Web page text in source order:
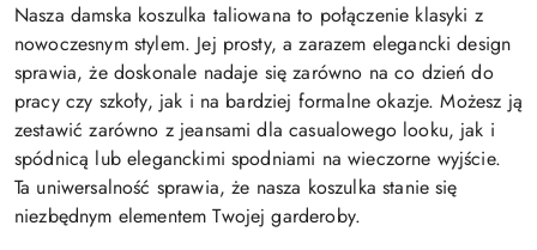
Nasza damska koszulka taliowana to połączenie klasyki z
nowoczesnym stylem. Jej prosty, a zarazem elegancki design
sprawia, że doskonale nadaje się zarówno na co dzień do
pracy czy szkoły, jak i na bardziej formalne okazje. Możesz ją
zestawić zarówno z jeansami dla casualowego looku, jak i
spódnicą lub eleganckimi spodniami na wieczorne wyjście.
Ta uniwersalność sprawia, że nasza koszulka stanie się
niezbędnym elementem Twojej garderoby.